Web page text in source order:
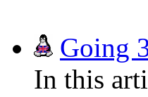
Going
In this